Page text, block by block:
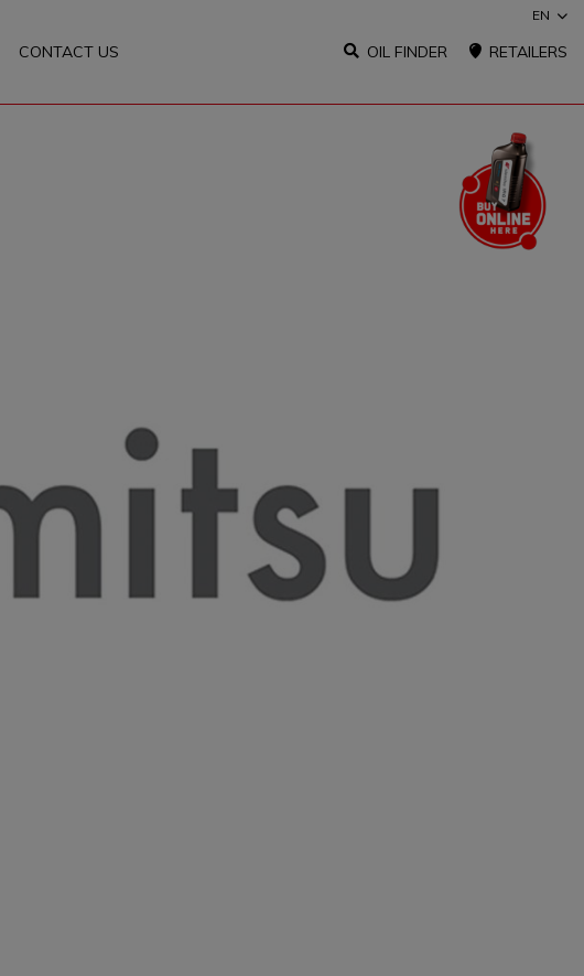
CONTACT US OIL FINDER RETAILERS
EN